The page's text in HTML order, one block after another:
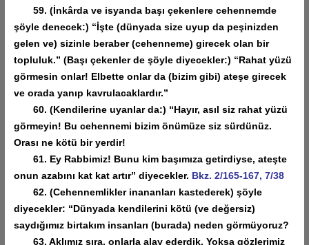
59. (İnkârda ve isyanda başı çekenlere cehennemde
şöyle denecek:) “İşte (dünyada size uyup da peşinizden
gelen ve) sizinle beraber (cehenneme) girecek olan bir
topluluk.” (Başı çekenler de şöyle diyecekler:) “Rahat yüzü
görmesin onlar! Elbette onlar da (bizim gibi) ateşe girecek
ve orada yanıp kavrulacaklardır.”
60. (Kendilerine uyanlar da:) “Hayır, asıl siz rahat yüzü
görmeyin! Bu cehennemi bizim önümüze siz sürdünüz.
Orası ne kötü bir yerdir!
61. Ey Rabbimiz! Bunu kim başımıza getirdiyse, ateşte
onun azabını kat kat artır” diyecekler. Bkz. 2/165-167, 7/38
62. (Cehennemlikler inananları kastederek) şöyle
diyecekler: “Dünyada kendilerini kötü (ve değersiz)
saydığımız birtakım insanları (burada) neden görmüyoruz?
63. Aklımız sıra, onlarla alay ederdik. Yoksa gözlerimiz